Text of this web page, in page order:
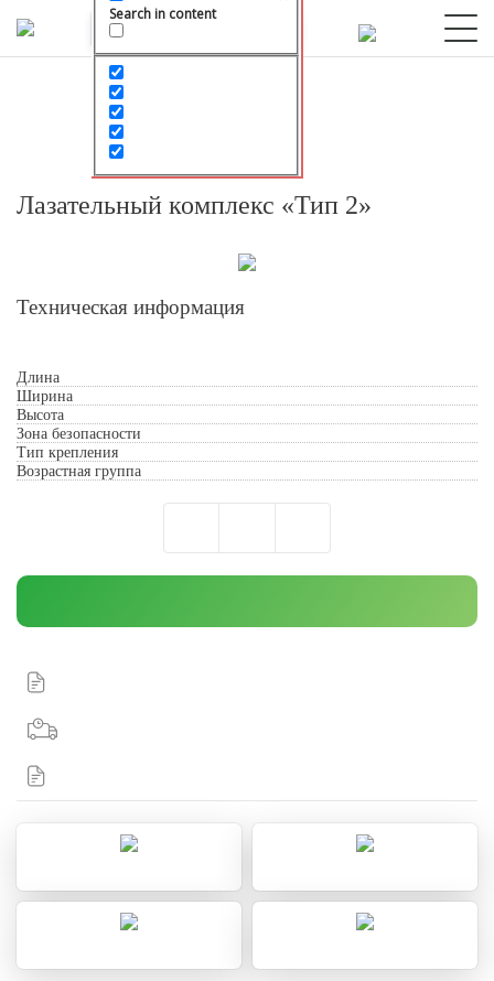
Search in content
Лазательный комплекс «Тип 2»
Техническая информация
Длина
Ширина
Высота
Зона безопасности
Тип крепления
Возрастная группа
Обработкой персональных данных